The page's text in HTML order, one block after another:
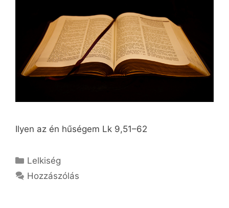
Ilyen az én hűségem Lk 9,51–62
Kategória
Lelkiség
Hozzászólás